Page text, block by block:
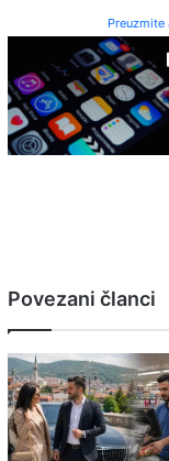
Povezani članci